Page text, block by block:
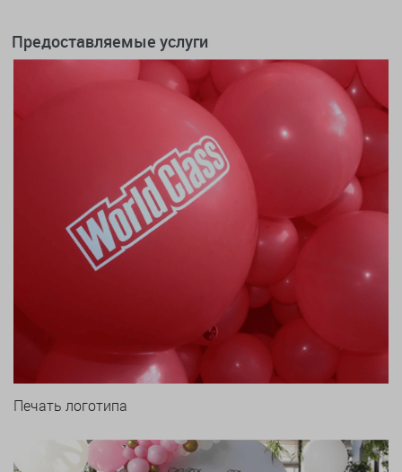
Предоставляемые услуги
Печать логотипа